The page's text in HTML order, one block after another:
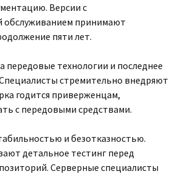
Версии с
обслуживанием принимают
пяти лет.
передовые технологии и последнее
стремительно внедряют
годится приверженцам,
с передовыми средствами.
и безотказностью.
детальное тестинг перед
Серверные специалисты